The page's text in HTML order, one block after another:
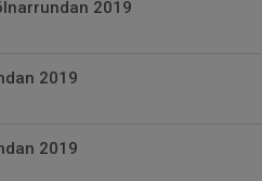
2019
2019
2019